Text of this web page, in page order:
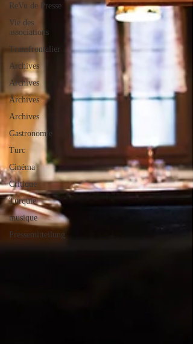
ReVu de Presse
Vie des
associations
Transfrontalier
Archives
Archives
Archives
Archives
Gastronomie
Turc
Cinéma
Critique
Turquie
musique
Pressemitteilung